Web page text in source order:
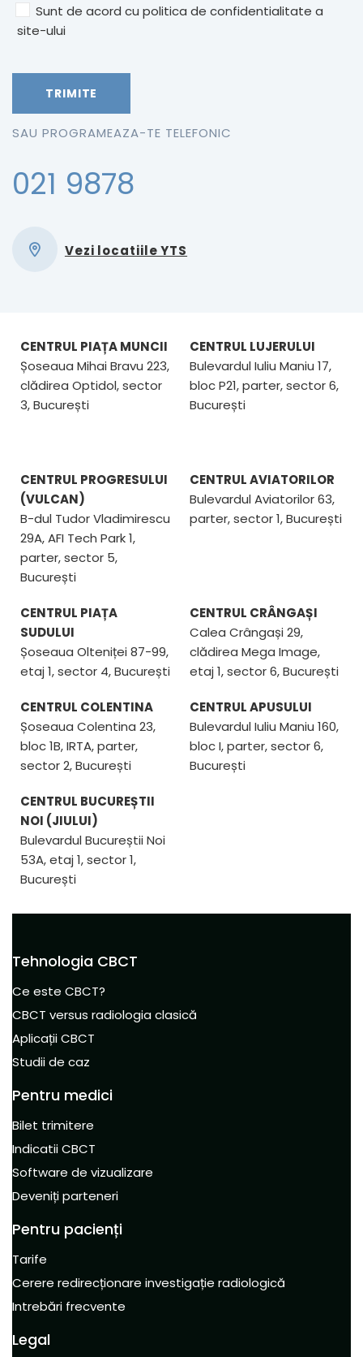
Sunt de acord cu politica de confidentialitate a
site-ului
SAU PROGRAMEAZA-TE TELEFONIC
021 9878
Vezi locatiile YTS
CENTRUL PIAȚA MUNCII
Șoseaua Mihai Bravu 223,
clădirea Optidol, sector
3, București
CENTRUL LUJERULUI
Bulevardul Iuliu Maniu 17,
bloc P21, parter, sector 6,
București
CENTRUL PROGRESULUI
(VULCAN)
B-dul Tudor Vladimirescu
29A, AFI Tech Park 1,
parter, sector 5,
București
CENTRUL AVIATORILOR
Bulevardul Aviatorilor 63,
parter, sector 1, București
CENTRUL PIAȚA
SUDULUI
Șoseaua Olteniței 87-99,
etaj 1, sector 4, București
CENTRUL CRÂNGAȘI
Calea Crângași 29,
clădirea Mega Image,
etaj 1, sector 6, București
CENTRUL COLENTINA
Șoseaua Colentina 23,
bloc 1B, IRTA, parter,
sector 2, București
CENTRUL APUSULUI
Bulevardul Iuliu Maniu 160,
bloc I, parter, sector 6,
București
CENTRUL BUCUREȘTII
NOI (JIULUI)
Bulevardul Bucureștii Noi
53A, etaj 1, sector 1,
București
Tehnologia CBCT
Ce este CBCT?
CBCT versus radiologia clasică
Aplicații CBCT
Studii de caz
Pentru medici
Bilet trimitere
Indicatii CBCT
Software de vizualizare
Deveniți parteneri
Pentru pacienți
Tarife
Cerere redirecționare investigație radiologică
Intrebări frecvente
Legal